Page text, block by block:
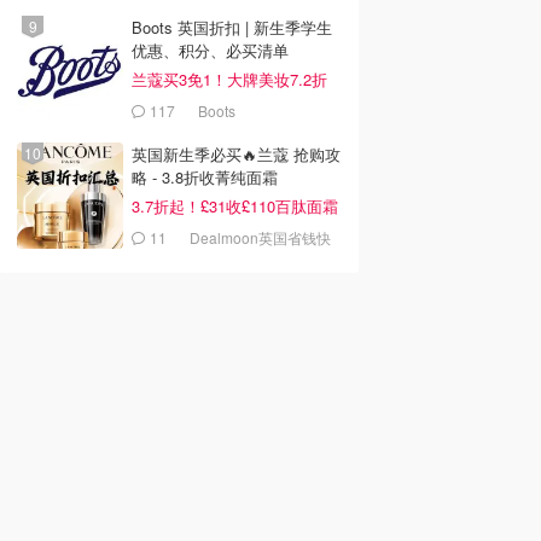
Boots 英国折扣 | 新生季学生
优惠、积分、必买清单
兰蔻买3免1！大牌美妆7.2折
117 Boots
英国新生季必买🔥兰蔻 抢购攻
略 - 3.8折收菁纯面霜
3.7折起！£31收£110百肽面霜
套装
11
Dealmoon英国省钱快